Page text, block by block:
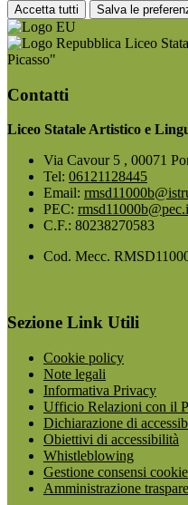
Accetta tutti Salva le
Liceo
Picasso"
Contatti
Liceo Statale Artistico e
Via Cavour 5 , 00071
Tel: 06121128445
Email:
PEC:
C.F.: 80238270583
Cod. Mecc.
Sezione Link Utili
Cookie policy
Note legali
Informativa Privacy
Ufficio Relazioni con il
Dichiarazione di
Obiettivi di accessibilità
Whistleblowing
Gestione consensi cookie
Amministrazione